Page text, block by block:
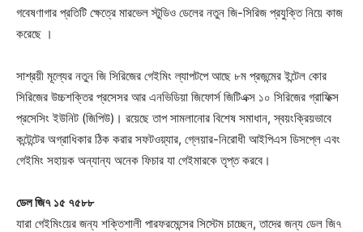
গবেষণাগার প্রতিটি ক্ষেত্রে মারভেল স্টুডিও ডেলের নতুন জি-সিরিজ প্রযুক্তি নিয়ে কাজ
করেছে ।
সাশ্রয়ী মূল্যের নতুন জি সিরিজের গেইমিং ল্যাপটপে আছে ৮ম প্রজন্মের ইন্টেল কোর
সিরিজের উচ্চশক্তির প্রসেসর আর এনভিডিয়া জিফোর্স জিটিএক্স ১০ সিরিজের গ্রাফিক্স
প্রসেসিং ইউনিট (জিপিউ)। রয়েছে তাপ সামলানোর বিশেষ সমাধান, স্বয়ংক্রিয়ভাবে
কন্টেন্টের অগ্রাধিকার ঠিক করার সফটওয়্যার, গ্লেয়ার-নিরোধী আইপিএস ডিসপ্লে এবং
গেইমিং সহায়ক অন্যান্য অনেক ফিচার যা গেইমারকে তৃপ্ত করবে।
ডেল জি৭ ১৫ ৭৫৮৮
যারা গেইমিংয়ের জন্য শক্তিশালী পারফরমেন্সের সিস্টেম চাচ্ছেন, তাদের জন্য ডেল জি৭